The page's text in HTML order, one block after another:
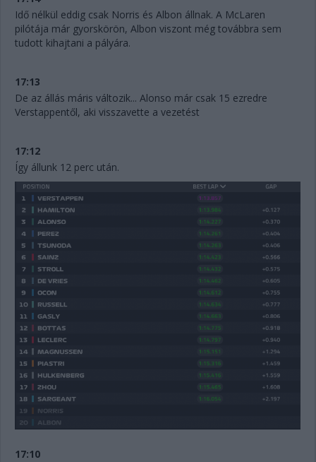
Idő nélkül eddig csak Norris és Albon állnak. A McLaren
pilótája már gyorskörön, Albon viszont még továbbra sem
tudott kihajtani a pályára.
17:13
De az állás máris változik... Alonso már csak 15 ezredre
Verstappentől, aki visszavette a vezetést
17:12
Így állunk 12 perc után.
17:10